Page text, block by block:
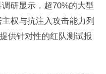
研显示，超70%的大型
权与抗注入攻击能力列
供针对性的红队测试报